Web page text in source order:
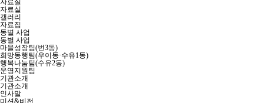
자료실
자료실
갤러리
자료집
동별 사업
동별 사업
마을성장팀(번3동)
희망동행팀(우이동·수유1동)
행복나눔팀(수유2동)
운영지원팀
기관소개
기관소개
인사말
미션&비전